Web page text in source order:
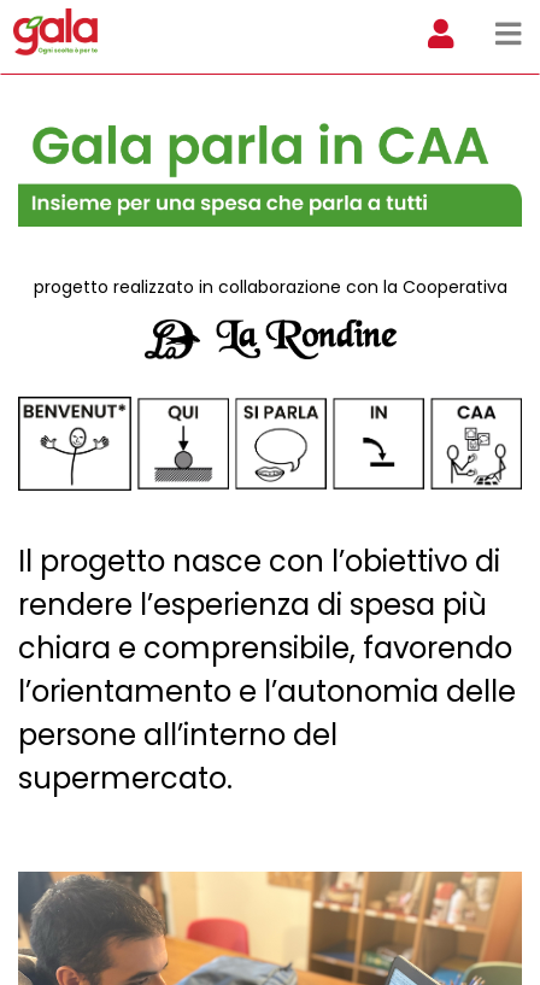
progetto realizzato in collaborazione con la Cooperativa
Il progetto nasce con l’obiettivo di
rendere l’esperienza di spesa più
chiara e comprensibile, favorendo
l’orientamento e l’autonomia delle
persone all’interno del
supermercato.